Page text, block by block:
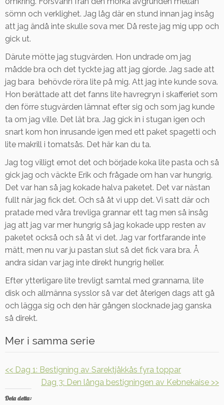
sömn och verklighet. Jag låg där en stund innan jag insåg
att jag ändå inte skulle sova mer. Då reste jag mig upp och
gick ut.
Därute mötte jag stugvärden. Hon undrade om jag
mådde bra och det tyckte jag att jag gjorde. Jag sade att
jag bara behövde röra lite på mig. Att jag inte kunde sova.
Hon berättade att det fanns lite havregryn i skafferiet som
den förre stugvärden lämnat efter sig och som jag kunde
ta om jag ville. Det lät bra. Jag gick in i stugan igen och
snart kom hon inrusande igen med ett paket spagetti och
lite makrill i tomatsås. Det här kan du ta.
Jag tog villigt emot det och började koka lite pasta och så
gick jag och väckte Erik och frågade om han var hungrig.
Det var han så jag kokade halva paketet. Det var nästan
fullt när jag fick det. Och så åt vi upp det. Vi satt där och
pratade med våra trevliga grannar ett tag men så insåg
jag att jag var mer hungrig så jag kokade upp resten av
paketet också och så åt vi det. Jag var fortfarande inte
mätt, men nu var ju pastan slut så det fick vara bra. Å
andra sidan var jag inte direkt hungrig heller.
Efter ytterligare lite trevligt samtal med grannarna, lite
disk och allmänna sysslor så var det återigen dags att gå
och lägga sig och den här gången slocknade jag ganska
så direkt.
Mer i samma serie
<< Dag 1: Bestigning av Sarektjåkkås fyra toppar
Dag 3: Den långa bestigningen av Kebnekaise >>
Dela detta: